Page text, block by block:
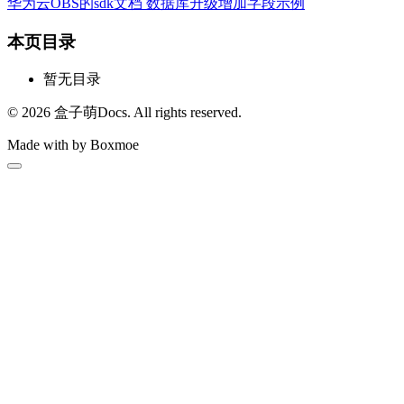
本页目录
暂无目录
© 2026 盒子萌Docs. All rights reserved.
Made with by Boxmoe